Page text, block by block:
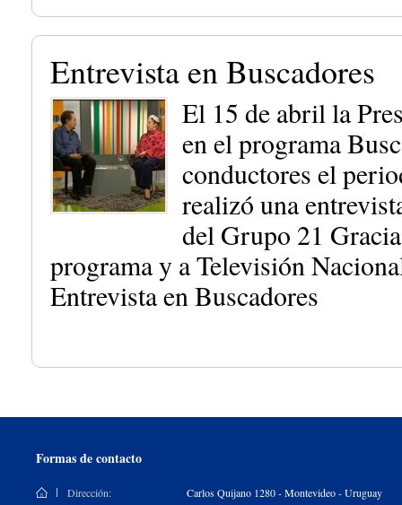
Entrevista en Buscadores
El 15 de abril la
en el programa
conductores el
realizó una
del Grupo 21
programa y a Televisión
Entrevista en Buscadores
Formas de contacto
Dirección:
Carlos Quijano 1280 - Montevideo - Uruguay